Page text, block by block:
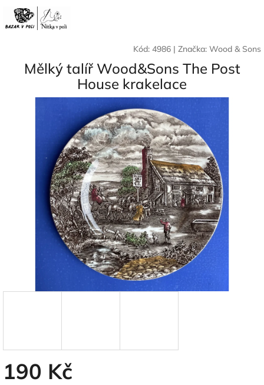
obsah
Kód: 4986 | Značka: Wood & Sons
Mělký talíř Wood&Sons The Post
House krakelace
190 Kč